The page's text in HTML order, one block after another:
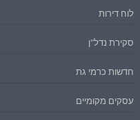
לוח דירות
סקירת נדל"ן
חדשות כרמי גת
עסקים מקומיים